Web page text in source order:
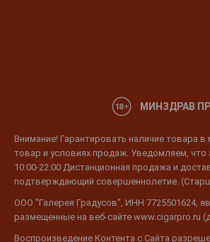
МИНЗДРАВ
Внимание! Гарантировать наличие товара
товар и условиях продаж. Уведомляем, что
10:00-22:00 Дистанционная продажа и
подтверждающий совершеннолетие.
ООО "Галерея Градусов", ИНН 7725501624,
размещенные на веб-сайте www.cigarpro.ru
Воспроизведение Контента с Сайта